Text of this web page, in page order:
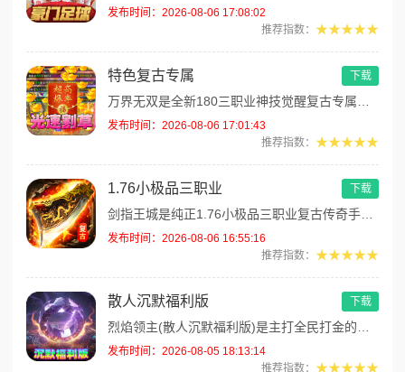
发布时间：2026-08-06 17:08:02
推荐指数： ★★★★★
特色复古专属
发布时间：2026-08-06 17:01:43
推荐指数： ★★★★★
下载
1.76小极品三职业
发布时间：2026-08-06 16:55:16
推荐指数： ★★★★★
下载
散人沉默福利版
发布时间：2026-08-05 18:13:14
推荐指数： ★★★★★
下载